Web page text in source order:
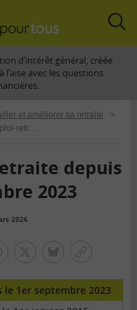
d’intérêt général, créée
avec les questions
et améliorer sa retraite
>
Le cumul emploi-retraite depuis le 1er septembre 2023
depuis
2023
2026
lien
1er septembre 2023